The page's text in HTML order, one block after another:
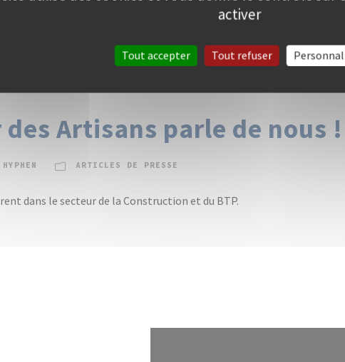
Artisans parle de nous !
HYPHEN ARTICLES DE PRESSE
dans le secteur de la Construction et du BTP.
activer
Tout accepter Tout refuser